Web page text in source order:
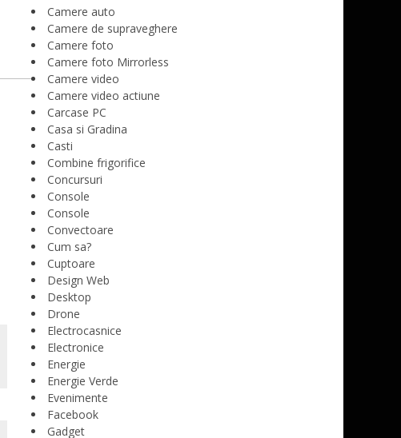
Camere auto
Camere de supraveghere
Camere foto
Camere foto Mirrorless
Camere video
Camere video actiune
Carcase PC
Casa si Gradina
Casti
Combine frigorifice
Concursuri
Console
Console
Convectoare
Cum sa?
Cuptoare
Design Web
Desktop
Drone
Electrocasnice
Electronice
Energie
Energie Verde
Evenimente
Facebook
Gadget